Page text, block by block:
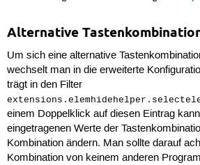
Alternative
Um sich eine alternative
wechselt man in die erweiterte
trägt in den Filter
einem Doppelklick auf diesen Eintrag
eingetragenen Werte der
Kombination ändern. Man sollte darauf
Kombination von keinem anderen